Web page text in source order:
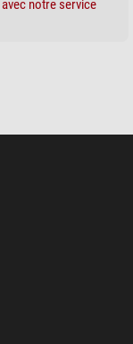
notre service